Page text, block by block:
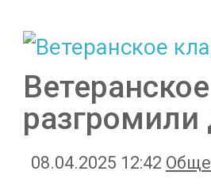
разгромили
08.04.2025 12:42